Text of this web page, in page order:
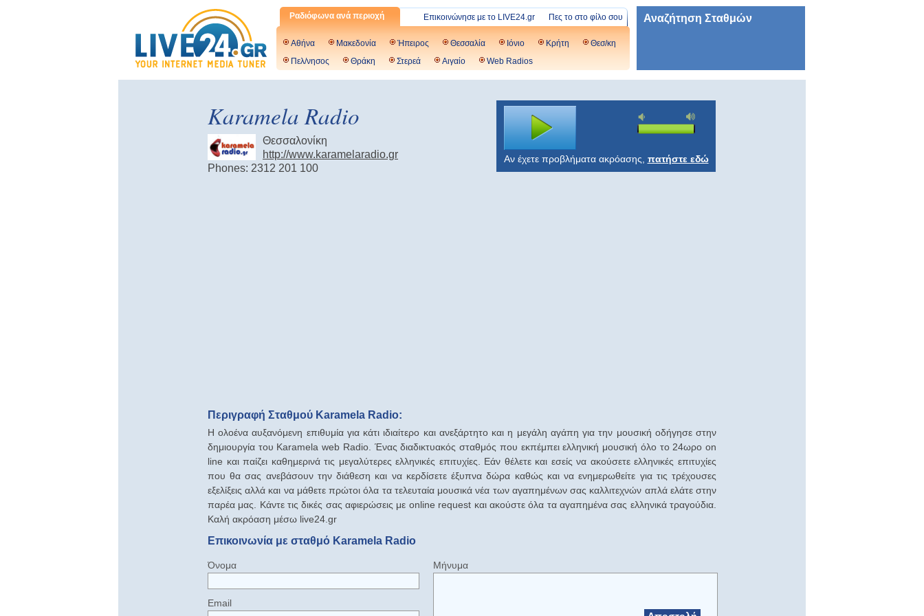
Ραδιόφωνα ανά περιοχή Πες το στο φίλο σου
Επικοινώνησε με το LIVE24.gr
Αθήνα Μακεδονία Ήπειρος Θεσσαλία Ιόνιο Κρήτη
Θεσ/κη
Πελ/νησος
Θράκη Στερεά Αιγαίο Web Radios
Αναζήτηση Σταθμών
Karamela Radio
Θεσσαλονίκη
http://www.karamelaradio.gr
Phones: 2312 201 100
Αν έχετε προβλήματα ακρόασης, πατήστε εδώ
Περιγραφή Σταθμού Karamela Radio:
Η ολοένα αυξανόμενη επιθυμία για κάτι ιδιαίτερο και ανεξάρτητο και η μεγάλη αγάπη για την μουσική οδήγησε στην
δημιουργία του Karamela web Radio. Ένας διαδικτυακός σταθμός που εκπέμπει ελληνική μουσική όλο το 24ωρο on
line και παίζει καθημερινά τις μεγαλύτερες ελληνικές επιτυχίες. Εάν θέλετε και εσείς να ακούσετε ελληνικές επιτυχίες
που θα σας ανεβάσουν την διάθεση και να κερδίσετε έξυπνα δώρα καθώς και να ενημερωθείτε για τις τρέχουσες
εξελίξεις αλλά και να μάθετε πρώτοι όλα τα τελευταία μουσικά νέα των αγαπημένων σας καλλιτεχνών απλά ελάτε στην
παρέα μας. Κάντε τις δικές σας αφιερώσεις με online request και ακούστε όλα τα αγαπημένα σας ελληνικά τραγούδια.
Καλή ακρόαση μέσω live24.gr
Επικοινωνία με σταθμό Karamela Radio
Όνομα
Email
Μήνυμα